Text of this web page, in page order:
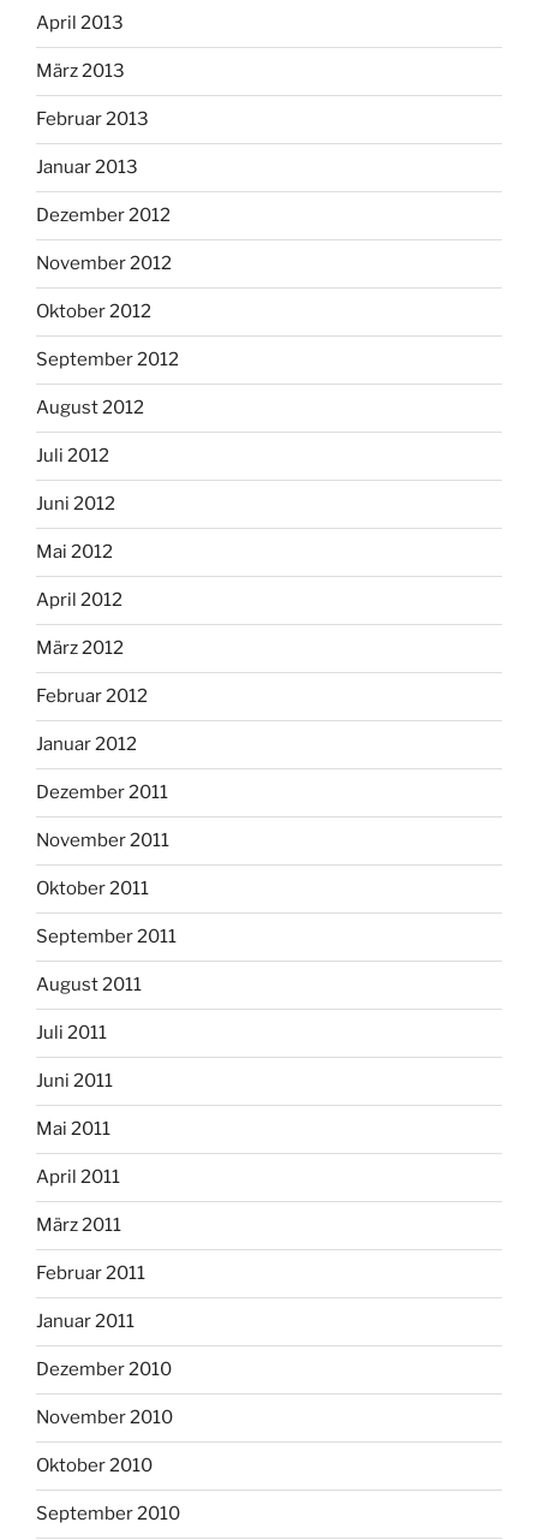
April 2013
März 2013
Februar 2013
Januar 2013
Dezember 2012
November 2012
Oktober 2012
September 2012
August 2012
Juli 2012
Juni 2012
Mai 2012
April 2012
März 2012
Februar 2012
Januar 2012
Dezember 2011
November 2011
Oktober 2011
September 2011
August 2011
Juli 2011
Juni 2011
Mai 2011
April 2011
März 2011
Februar 2011
Januar 2011
Dezember 2010
November 2010
Oktober 2010
September 2010